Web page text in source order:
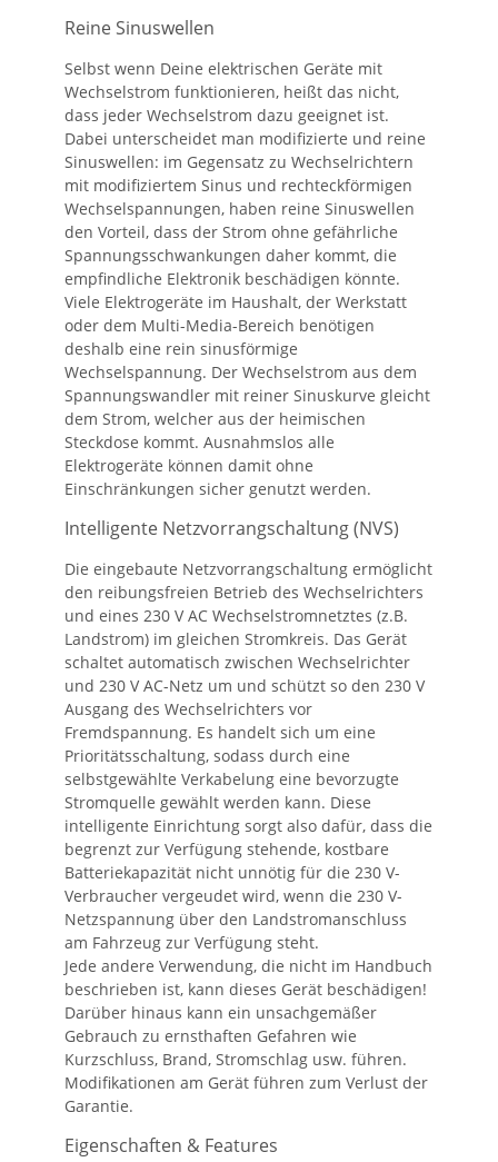
Reine Sinuswellen
Selbst wenn Deine elektrischen Geräte mit
Wechselstrom funktionieren, heißt das nicht,
dass jeder Wechselstrom dazu geeignet ist.
Dabei unterscheidet man modifizierte und reine
Sinuswellen: im Gegensatz zu Wechselrichtern
mit modifiziertem Sinus und rechteckförmigen
Wechselspannungen, haben reine Sinuswellen
den Vorteil, dass der Strom ohne gefährliche
Spannungsschwankungen daher kommt, die
empfindliche Elektronik beschädigen könnte.
Viele Elektrogeräte im Haushalt, der Werkstatt
oder dem Multi-Media-Bereich benötigen
deshalb eine rein sinusförmige
Wechselspannung. Der Wechselstrom aus dem
Spannungswandler mit reiner Sinuskurve gleicht
dem Strom, welcher aus der heimischen
Steckdose kommt. Ausnahmslos alle
Elektrogeräte können damit ohne
Einschränkungen sicher genutzt werden.
Intelligente Netzvorrangschaltung (NVS)
Die eingebaute Netzvorrangschaltung ermöglicht
den reibungsfreien Betrieb des Wechselrichters
und eines 230 V AC Wechselstromnetztes (z.B.
Landstrom) im gleichen Stromkreis. Das Gerät
schaltet automatisch zwischen Wechselrichter
und 230 V AC-Netz um und schützt so den 230 V
Ausgang des Wechselrichters vor
Fremdspannung. Es handelt sich um eine
Prioritätsschaltung, sodass durch eine
selbstgewählte Verkabelung eine bevorzugte
Stromquelle gewählt werden kann. Diese
intelligente Einrichtung sorgt also dafür, dass die
begrenzt zur Verfügung stehende, kostbare
Batteriekapazität nicht unnötig für die 230 V-
Verbraucher vergeudet wird, wenn die 230 V-
Netzspannung über den Landstromanschluss
am Fahrzeug zur Verfügung steht.
Jede andere Verwendung, die nicht im Handbuch
beschrieben ist, kann dieses Gerät beschädigen!
Darüber hinaus kann ein unsachgemäßer
Gebrauch zu ernsthaften Gefahren wie
Kurzschluss, Brand, Stromschlag usw. führen.
Modifikationen am Gerät führen zum Verlust der
Garantie.
Eigenschaften & Features